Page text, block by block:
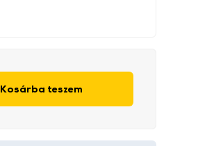
Kosárba teszem